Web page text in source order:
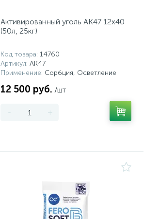
Активированный уголь AK47 12x40
(50л, 25кг)
Код товара: 14760
Артикул: AK47
Применение: Сорбция, Осветление
12 500 руб. /шт
- +